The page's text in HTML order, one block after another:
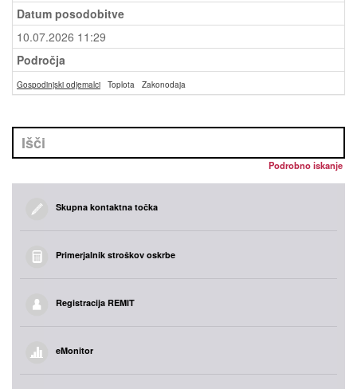
Datum posodobitve
10.07.2026 11:29
Področja
Gospodinjski odjemalci Toplota Zakonodaja
Podrobno iskanje
Skupna kontaktna točka
Primerjalnik stroškov oskrbe
Registracija REMIT
eMonitor